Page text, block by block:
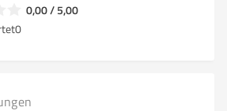
0,00 / 5,00
0